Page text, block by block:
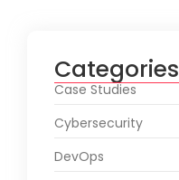
Categories
Case Studies
Cybersecurity
DevOps